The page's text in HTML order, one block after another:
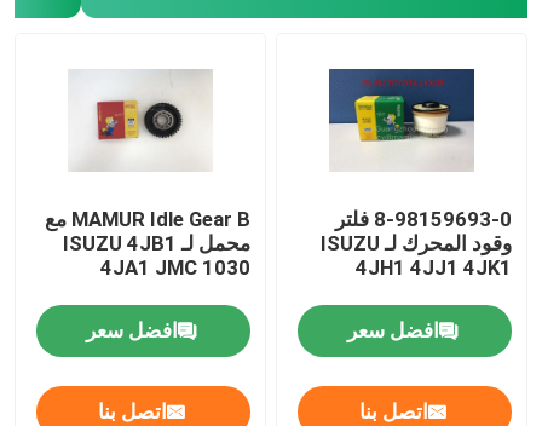
8-98159693-0 فلتر
وقود المحرك لـ ISUZU
4JH1 4JJ1 4JK1
افضل سعر
اتصل بنا
MAMUR Idle Gear B مع
محمل لـ ISUZU 4JB1
4JA1 JMC 1030
افضل سعر
اتصل بنا